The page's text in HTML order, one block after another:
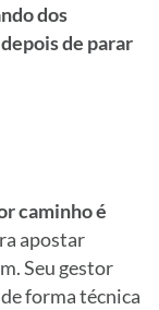
dos
de parar
caminho é
apostar
Seu gestor
forma técnica